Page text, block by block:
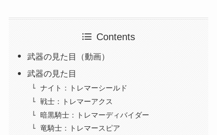
Contents
武器の見た目（動画）
武器の見た目
ナイト：トレマーシールド
戦士：トレマーアクス
暗黒騎士：トレマーディバイダー
竜騎士：トレマースピア